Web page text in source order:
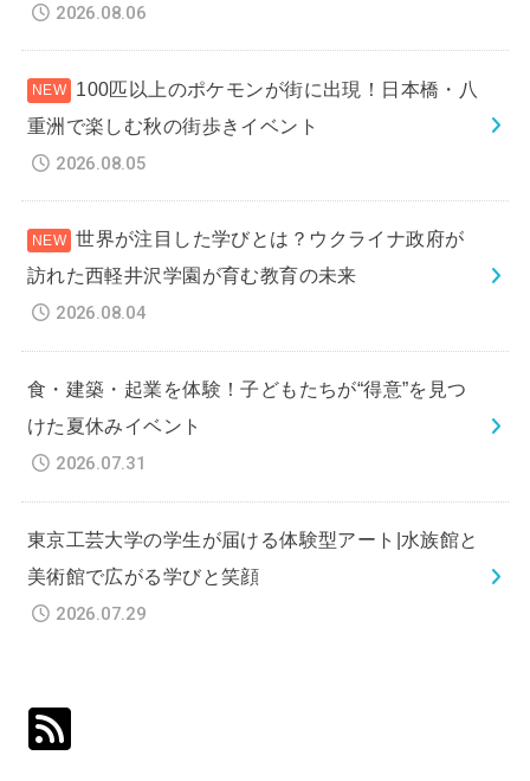
2026.08.06
100匹以上のポケモンが街に出現！日本橋・八
重洲で楽しむ秋の街歩きイベント
2026.08.05
世界が注目した学びとは？ウクライナ政府が
訪れた西軽井沢学園が育む教育の未来
2026.08.04
食・建築・起業を体験！子どもたちが“得意”を見つ
けた夏休みイベント
2026.07.31
東京工芸大学の学生が届ける体験型アート|水族館と
美術館で広がる学びと笑顔
2026.07.29